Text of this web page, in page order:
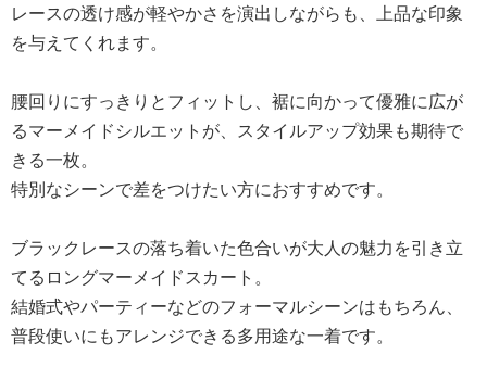
レースの透け感が軽やかさを演出しながらも、上品な印象
を与えてくれます。
腰回りにすっきりとフィットし、裾に向かって優雅に広が
るマーメイドシルエットが、スタイルアップ効果も期待で
きる一枚。
特別なシーンで差をつけたい方におすすめです。
ブラックレースの落ち着いた色合いが大人の魅力を引き立
てるロングマーメイドスカート。
結婚式やパーティーなどのフォーマルシーンはもちろん、
普段使いにもアレンジできる多用途な一着です。